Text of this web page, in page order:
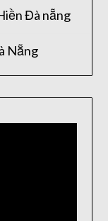
Đà nẵng
Nẵng